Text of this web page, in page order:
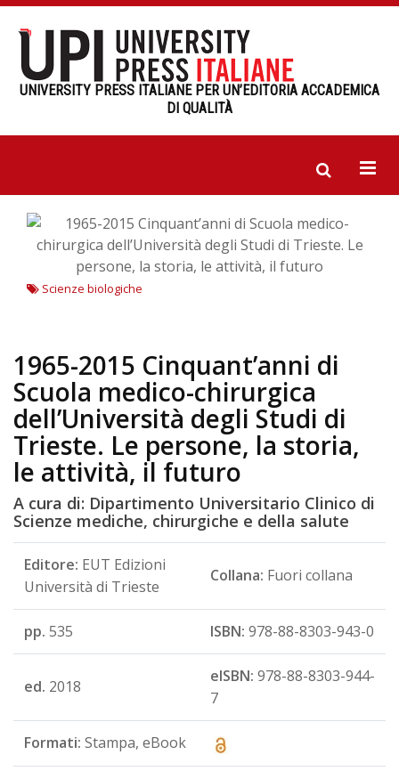
UNIVERSITY PRESS ITALIANE PER UN’EDITORIA ACCADEMICA
DI QUALITÀ
Scienze biologiche
1965-2015 Cinquant’anni di
Scuola medico-chirurgica
dell’Università degli Studi di
Trieste. Le persone, la storia,
le attività, il futuro
A cura di: Dipartimento Universitario Clinico di
Scienze mediche, chirurgiche e della salute
Editore: EUT Edizioni
Università di Trieste
Collana: Fuori collana
pp. 535 ISBN: 978-88-8303-943-0
ed. 2018
eISBN: 978-88-8303-944-
7
Formati: Stampa, eBook